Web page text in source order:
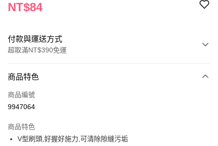
NT$84
付款與運送方式
超取滿NT$390免運
POYA支付
信用卡一次付款
LINE Pay
商品特色
商品編號
9947064
商品特色
V型刷頭,好握好施力,可清除隙縫污垢